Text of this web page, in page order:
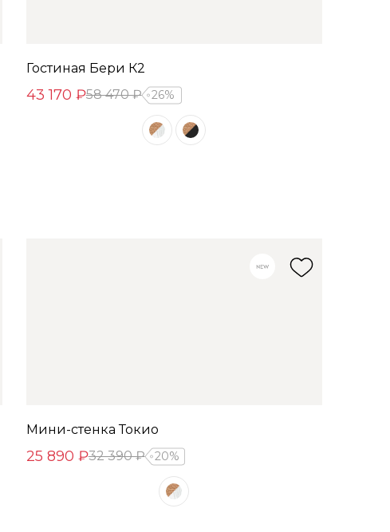
Гостиная Бери К2
43 170 ₽58 470 ₽ 26%
Мини-стенка Токио
25 890 ₽32 390 ₽ 20%